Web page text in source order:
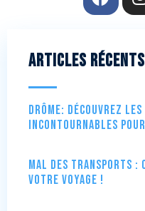
Articles récents
Drôme: Découvrez
incontournables
Mal des transports :
votre voyage !